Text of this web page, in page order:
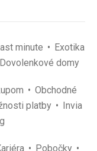
minute
Exotika
Dovolenkové domy
Obchodné
platby
Invia
Pobočky